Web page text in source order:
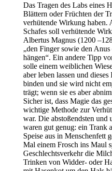
Das Tragen des Labs eines
Blättern oder Früchten der
verhütende Wirkung haben.
Schafes soll verhütende
Albertus Magnus (1200
„den Finger sowie den
hängen“. Ein andere Tipp
solle einem weiblichen
aber leben lassen und
binden und sie wird nicht
trägt; wenn sie es aber
Sicher ist, dass Magie das
wichtige Methode zur
war. Die abstoßendsten und
waren gut genug: ein Trank
Speise aus in Menschenfett
Mal einem Frosch ins Maul
Geschlechtsverkehr die
Trinken von Widder- oder